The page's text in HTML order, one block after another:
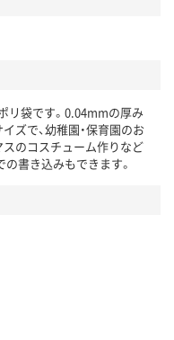
リ袋です。0.04mmの厚み
ズで、幼稚園・保育園のお
のコスチューム作りなど
書き込みもできます。